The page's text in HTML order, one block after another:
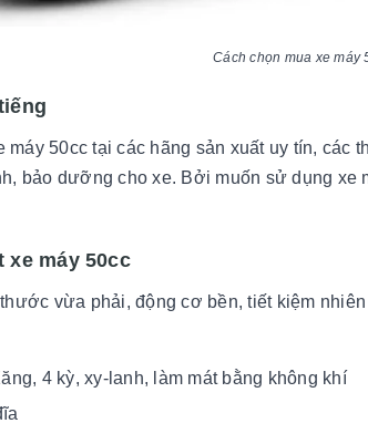
Cách chọn mua xe máy
máy 50cc tại các hãng sản xuất uy tín,
bảo dưỡng cho xe. Bởi muốn sử dụng xe
xe máy 50cc
vừa phải, động cơ bền, tiết kiệm
4 kỳ, xy-lanh, làm mát bằng không khí